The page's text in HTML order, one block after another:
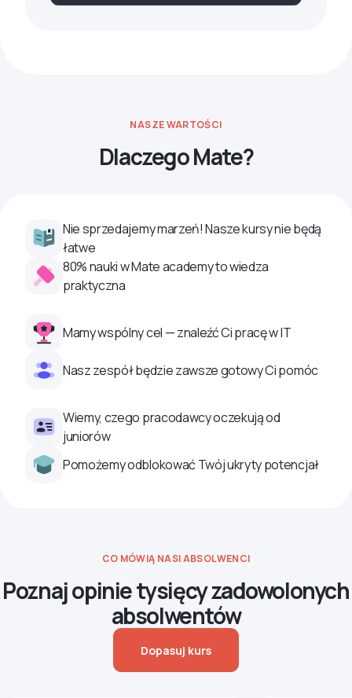
NASZE WARTOŚCI
Dlaczego Mate?
Nie sprzedajemy marzeń! Nasze kursy nie będą
łatwe
80% nauki w Mate academy to wiedza
praktyczna
Mamy wspólny cel — znaleźć Ci pracę w IT
Nasz zespół będzie zawsze gotowy Ci pomóc
Wiemy, czego pracodawcy oczekują od
juniorów
Pomożemy odblokować Twój ukryty potencjał
CO MÓWIĄ NASI ABSOLWENCI
Poznaj opinie tysięcy zadowolonych
absolwentów
Dopasuj kurs